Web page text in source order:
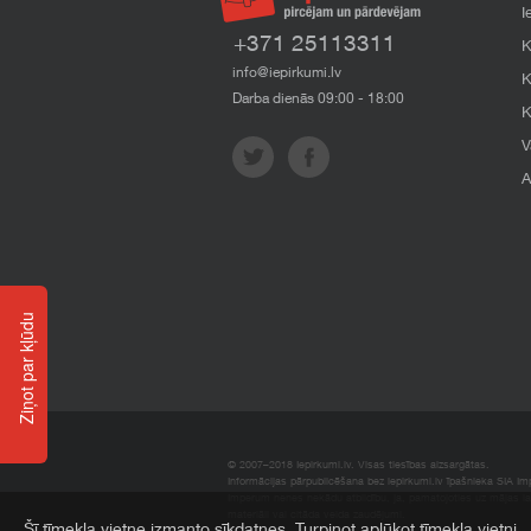
+371 25113311
info@iepirkumi.lv
Darba dienās 09:00 - 18:00
© 2007–2018 Iepirkumi.lv. Visas tiesības aizsargātas.
Informācijas pārpublicēšana bez iepirkumi.lv īpašnieka SIA
Ziņot par kļūdu